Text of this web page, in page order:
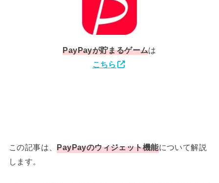
PayPayが貯まるゲームは
こちら
この記事は、PayPayのウィジェット機能について解説
します。